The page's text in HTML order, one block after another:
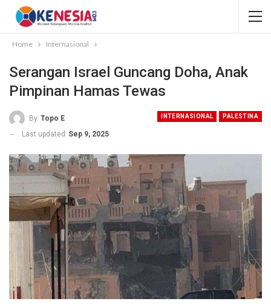
Home Internasional
Serangan Israel Guncang Doha, Anak
Pimpinan Hamas Tewas
INTERNASIONAL PALESTINA
By Topo E
Last updated Sep 9, 2025